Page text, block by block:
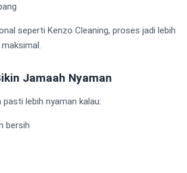
seperti Kenzo Cleaning, proses jadi lebih
Jamaah Nyaman
pasti lebih nyaman kalau:
bersih